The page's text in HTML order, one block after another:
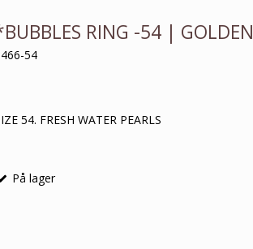
RING -54 | GOLDEN
54
54. FRESH WATER PEARLS
På lager